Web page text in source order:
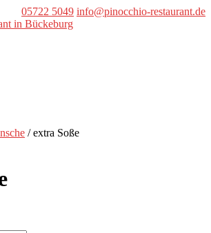
05722 5049 info@pinocchio-restaurant.de
/ extra Soße